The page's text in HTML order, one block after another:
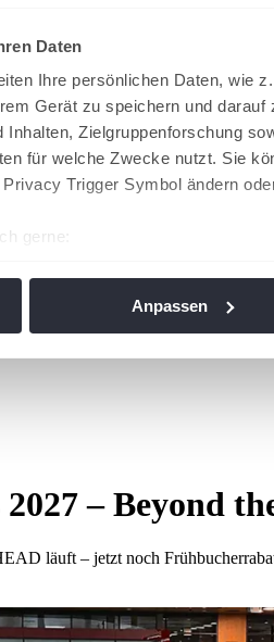
Daten
Ihre persönlichen Daten, wie
Gerät zu speichern und
Inhalten, Zielgruppenforschung
für welche Zwecke nutzt. Sie
Trigger Symbol ändern
gerne:
Anzeigen zu personalisieren,
Einstellungenkönnen
Anpassen
– Beyond
läuft – jetzt noch